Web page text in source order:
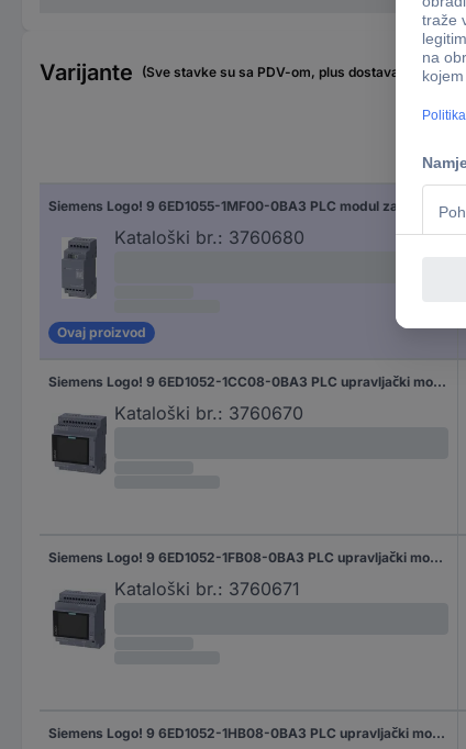
Varijante (Sve stavke su sa PDV-om, plus dostava)
Siemens Logo! 9 6ED1055-1MF00-0BA3 PLC modul za proširenje
Kataloški br.: 3760680
Ovaj proizvod
Siemens Logo! 9 6ED1052-1CC08-0BA3 PLC upravljački modul 24 V/DC
Kataloški br.: 3760670
Siemens Logo! 9 6ED1052-1FB08-0BA3 PLC upravljački modul 115 V/AC, 115 V/DC, 230 V/AC, 230 V/DC
Kataloški br.: 3760671
Siemens Logo! 9 6ED1052-1HB08-0BA3 PLC upravljački modul 24 V/DC